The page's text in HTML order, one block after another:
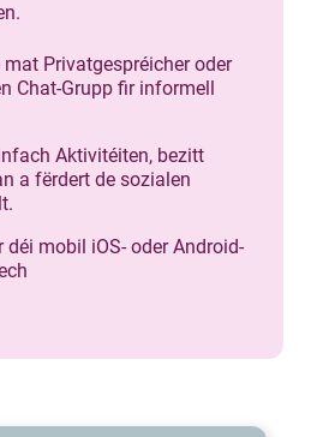
Privatgespréicher oder
Chat-Grupp fir informell
Aktivitéiten, bezitt
a fërdert de sozialen
déi mobil iOS- oder Android-